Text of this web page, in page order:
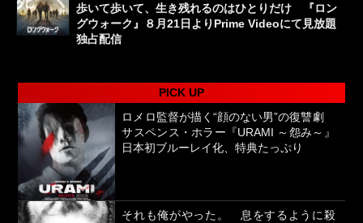
歩いて歩いて、生き残れるのはひとりだけ 『ロン
グウォーク』８月21日よりPrime Videoにて見放題
独占配信
PICK UP
ロメロ監督が描く“顔のない男”の復讐劇
サスペンス・ホラー『URAMI ～怨み～』
日本初ブルーレイ化、特典たっぷり
それも俺がやった。 息をするように殺